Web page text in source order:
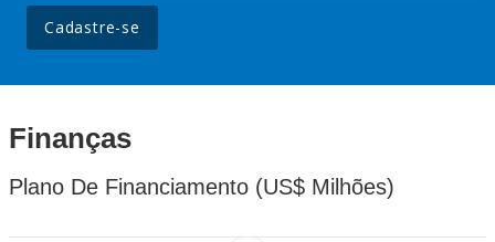
Cadastre-se
Finanças
Plano De Financiamento (US$ Milhões)